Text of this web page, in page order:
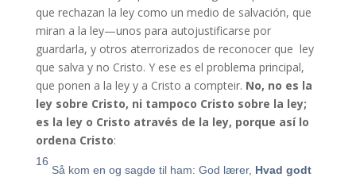
que rechazan la ley como un medio de salvación, que
miran a la ley—unos para autojustificarse por
guardarla, y otros aterrorizados de reconocer que ley
que salva y no Cristo. Y ese es el problema principal,
que ponen a la ley y a Cristo a compteir. No, no es la
ley sobre Cristo, ni tampoco Cristo sobre la ley;
es la ley o Cristo através de la ley, porque así lo
ordena Cristo:
16
Så kom en og sagde til ham: God lærer, Hvad godt